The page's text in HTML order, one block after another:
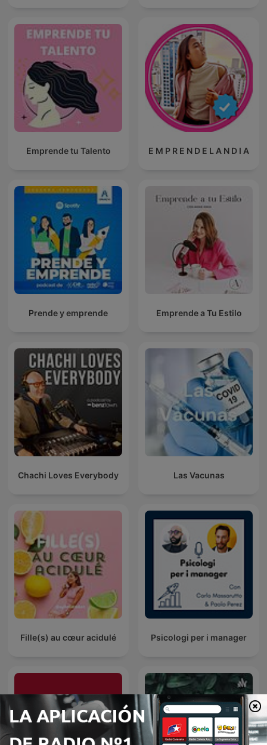
Emprende tu Talento E M P R E N D E L A N D I A
Prende y emprende Emprende a Tu Estilo
Chachi Loves Everybody Las Vacunas
Fille(s) au cœur acidulé Psicologi per i manager